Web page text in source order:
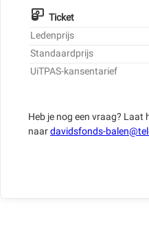
Ticket
Ledenprijs
Standaardprijs
UiTPAS-kansentarief
Heb je nog een vraag? Laat
naardavidsfonds-